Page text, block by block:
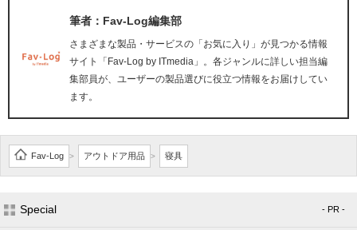
筆者：Fav-Log編集部
さまざまな製品・サービスの「お気に入り」が見つかる情報
サイト「Fav-Log by ITmedia」。各ジャンルに詳しい担当編
集部員が、ユーザーの製品選びに役立つ情報をお届けしてい
ます。
Fav-Log > アウトドア用品 > 寝具
Special - PR -